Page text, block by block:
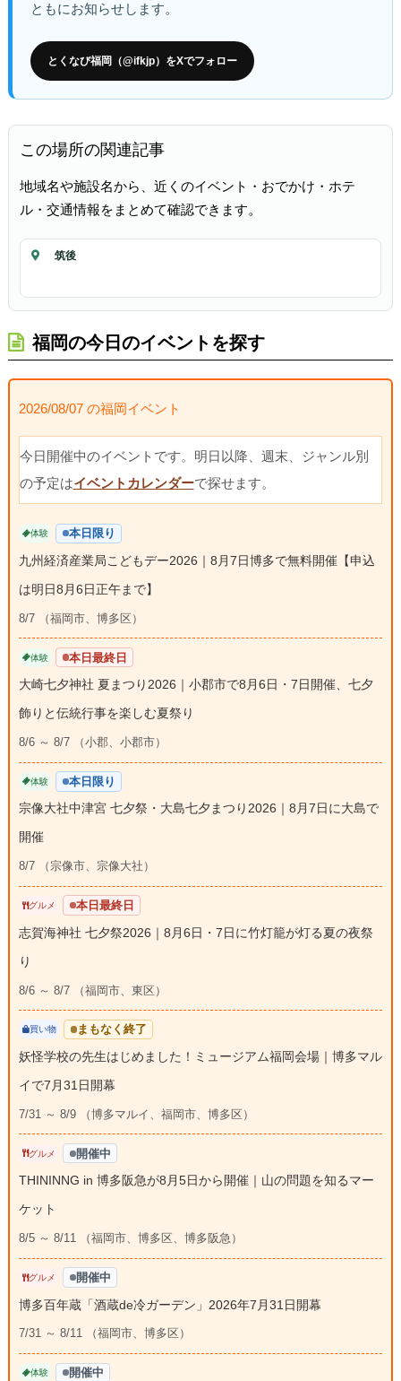
ともにお知らせします。
とくなび福岡（@ifkjp）をXでフォロー
この場所の関連記事
地域名や施設名から、近くのイベント・おでかけ・ホテ
ル・交通情報をまとめて確認できます。
筑後
福岡の今日のイベントを探す
2026/08/07 の福岡イベント
今日開催中のイベントです。明日以降、週末、ジャンル別
の予定はイベントカレンダーで探せます。
体験 本日限り
九州経済産業局こどもデー2026｜8月7日博多で無料開催【申込
は明日8月6日正午まで】
8/7 （福岡市、博多区）
体験 本日最終日
大崎七夕神社 夏まつり2026｜小郡市で8月6日・7日開催、七夕
飾りと伝統行事を楽しむ夏祭り
8/6 ～ 8/7 （小郡、小郡市）
体験 本日限り
宗像大社中津宮 七夕祭・大島七夕まつり2026｜8月7日に大島で
開催
8/7 （宗像市、宗像大社）
グルメ 本日最終日
志賀海神社 七夕祭2026｜8月6日・7日に竹灯籠が灯る夏の夜祭
り
8/6 ～ 8/7 （福岡市、東区）
買い物 まもなく終了
妖怪学校の先生はじめました！ミュージアム福岡会場｜博多マル
イで7月31日開幕
7/31 ～ 8/9 （博多マルイ、福岡市、博多区）
グルメ 開催中
THININNG in 博多阪急が8月5日から開催｜山の問題を知るマー
ケット
8/5 ～ 8/11 （福岡市、博多区、博多阪急）
グルメ 開催中
博多百年蔵「酒蔵de冷ガーデン」2026年7月31日開幕
7/31 ～ 8/11 （福岡市、博多区）
体験 開催中